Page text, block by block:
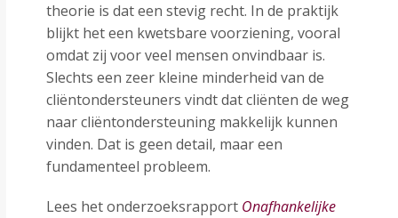
theorie is dat een stevig recht. In de praktijk
blijkt het een kwetsbare voorziening, vooral
omdat zij voor veel mensen onvindbaar is.
Slechts een zeer kleine minderheid van de
cliëntondersteuners vindt dat cliënten de weg
naar cliëntondersteuning makkelijk kunnen
vinden. Dat is geen detail, maar een
fundamenteel probleem.
Lees het onderzoeksrapport Onafhankelijke